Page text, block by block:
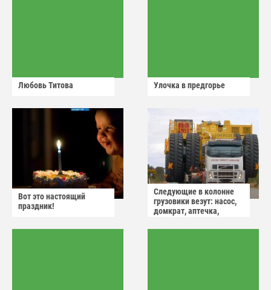
Любовь Титова Улочка в предгорье
Вот это настоящий
праздник!
Следующие в колонне
грузовики везут: насос,
домкрат, аптечка,